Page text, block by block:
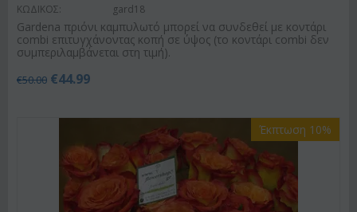
ΚΩΔΙΚΟΣ: gard18
Gardena πριόνι καμπυλωτό μπορεί να συνδεθεί με κοντάρι
combi επιτυγχάνοντας κοπή σε ύψος (το κοντάρι combi δεν
συμπεριλαμβάνεται στη τιμή).
€50.00 €44.99
Έκπτωση 10%